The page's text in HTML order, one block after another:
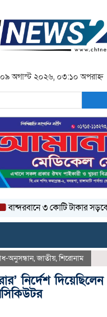
০৯ অগাস্ট ২০২৬, ০৩:১০ অপরাহ্ন
৩ কোটি টাকার সড়কের
অনুসন্ধান,জাতীয়,শিরোনাম
নির্দেশ